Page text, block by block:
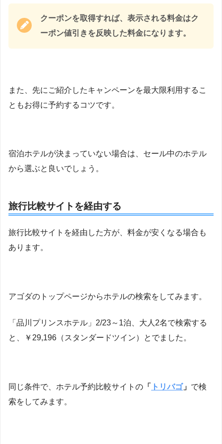
クーポンを取得すれば、表示される料金はク
ーポン値引きを反映した料金になります。
また、先にご紹介したキャンペーンを最大限利用するこ
ともお得に予約するコツです。
宿泊ホテルが決まっていない場合は、セール中のホテル
から選ぶと良いでしょう。
旅行比較サイトを経由する
旅行比較サイトを経由した方が、料金が安くなる場合も
あります。
アゴダのトップページからホテルの検索をしてみます。
「品川プリンスホテル」2/23～1泊、大人2名で検索する
と、￥29,196（スタンダードツイン）とでました。
同じ条件で、ホテル予約比較サイトの 「 トリバゴ」 で検
索をしてみます。